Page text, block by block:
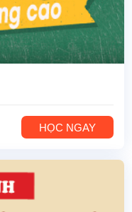
HỌC NGAY